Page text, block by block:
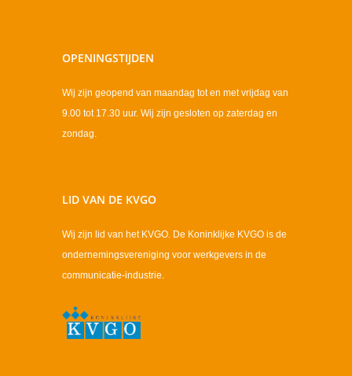
OPENINGSTIJDEN
Wij zijn geopend van maandag tot en met vrijdag van
9.00 tot 17.30 uur. Wij zijn gesloten op zaterdag en
zondag.
LID VAN DE KVGO
Wij zijn lid van het KVGO. De Koninklijke KVGO is de
ondernemingsvereniging voor werkgevers in de
communicatie-industrie.